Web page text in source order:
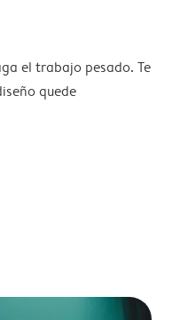
el trabajo pesado. Te
quede